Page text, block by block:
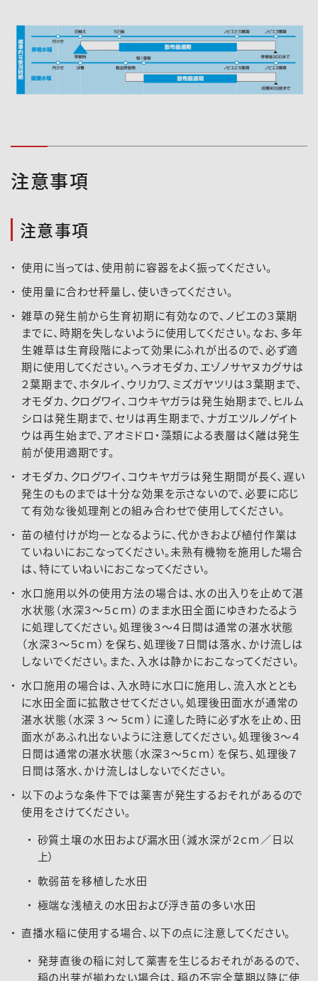
注意事項
注意事項
使用に当っては、使用前に容器をよく振ってください。
使用量に合わせ秤量し、使いきってください。
雑草の発生前から生育初期に有効なので、ノビエの３葉期
までに、時期を失しないように使用してください。なお、多年
生雑草は生育段階によって効果にふれが出るので、必ず適
期に使用してください。ヘラオモダカ、エゾノサヤヌカグサは
２葉期まで、ホタルイ、ウリカワ、ミズガヤツリは３葉期まで、
オモダカ、クログワイ、コウキヤガラは発生始期まで、ヒルム
シロは発生期まで、セリは再生期まで、ナガエツルノゲイト
ウは再生始まで、アオミドロ・藻類による表層はく離は発生
前が使用適期です。
オモダカ、クログワイ、コウキヤガラは発生期間が長く、遅い
発生のものまでは十分な効果を示さないので、必要に応じ
て有効な後処理剤との組み合わせで使用してください。
苗の植付けが均一となるように、代かきおよび植付作業は
ていねいにおこなってください。未熟有機物を施用した場合
は、特にていねいにおこなってください。
水口施用以外の使用方法の場合は、水の出入りを止めて湛
水状態（水深３～５ｃｍ）のまま水田全面にゆきわたるよう
に処理してください。処理後３～４日間は通常の湛水状態
（水深３～５ｃｍ）を保ち、処理後７日間は落水、かけ流しは
しないでください。また、入水は静かにおこなってください。
水口施用の場合は、入水時に水口に施用し、流入水ととも
に水田全面に拡散させてください。処理後田面水が通常の
湛水状態（水深 3 ～ 5cm ）に達した時に必ず水を止め、田
面水があふれ出ないように注意してください。処理後３～４
日間は通常の湛水状態（水深３～５ｃｍ）を保ち、処理後７
日間は落水、かけ流しはしないでください。
以下のような条件下では薬害が発生するおそれがあるので
使用をさけてください。
砂質土壌の水田および漏水田（減水深が２ｃｍ／日以
上）
軟弱苗を移植した水田
極端な浅植えの水田および浮き苗の多い水田
直播水稲に使用する場合、以下の点に注意してください。
発芽直後の稲に対して薬害を生じるおそれがあるので、
稲の出芽が揃わない場合は、稲の不完全葉期以降に使